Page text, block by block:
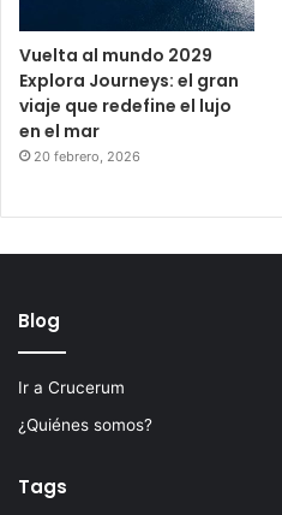
Vuelta al mundo 2029
Explora Journeys: el gran
viaje que redefine el lujo
en el mar
20 febrero, 2026
Blog
Ir a Crucerum
¿Quiénes somos?
Tags